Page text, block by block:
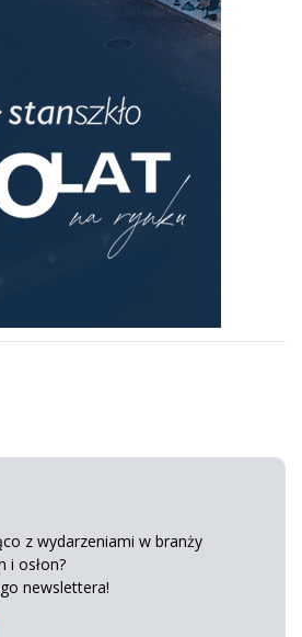
z wydarzeniami w branży
i osłon?
newslettera!